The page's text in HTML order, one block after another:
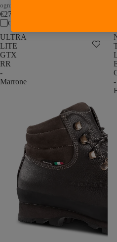
ogni passo
€279,00
Confronta
ULTRA
LITE
GTX
RR
-
Marrone
-